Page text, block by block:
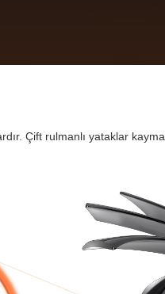
Çift rulmanlı yataklar